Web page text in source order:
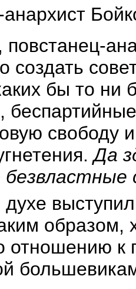
создать
бы то ни
свободу
Да
безвластные
отношению к